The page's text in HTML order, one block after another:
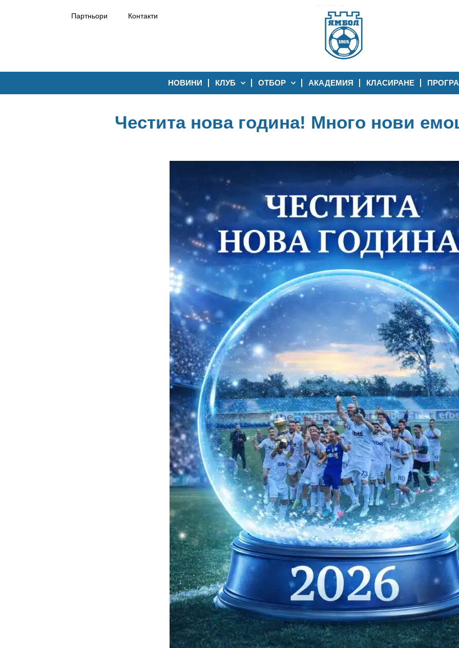
Партньори Контакти
НОВИНИ КЛУБ ОТБОР АКАДЕМИЯ КЛАСИРАНЕ
Честита нова година! Много нови